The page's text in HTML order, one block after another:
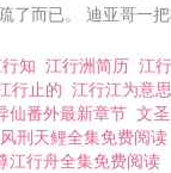
而已。 迪亚哥
知 江行洲简历 江
行止的 江行江为意思
仙番外最新章节 文
刑天鲤全集免费阅读
江行舟全集免费阅读